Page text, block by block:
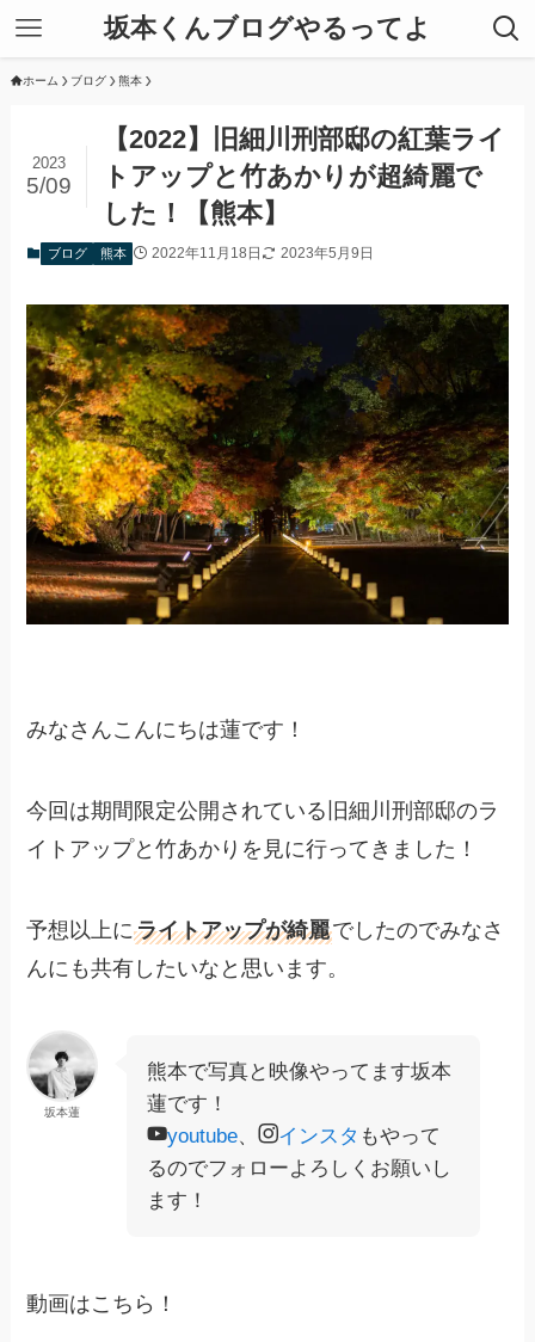
坂本くんブログやるってよ
ホーム ブログ 熊本
【2022】旧細川刑部邸の紅葉ライ
トアップと竹あかりが超綺麗で
した！【熊本】
2023
5/09
ブログ 熊本 2022年11月18日 2023年5月9日
みなさんこんにちは蓮です！
今回は期間限定公開されている旧細川刑部邸のラ
イトアップと竹あかりを見に行ってきました！
予想以上にライトアップが綺麗でしたのでみなさ
んにも共有したいなと思います。
坂本蓮
熊本で写真と映像やってます坂本
蓮です！
youtube、 インスタ もやって
るのでフォローよろしくお願いし
ます！
動画はこちら！